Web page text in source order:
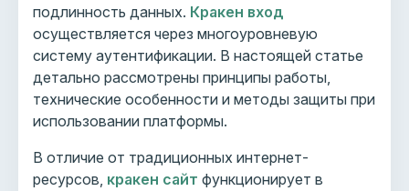
подлинность данных. Кракен вход
осуществляется через многоуровневую
систему аутентификации. В настоящей статье
детально рассмотрены принципы работы,
технические особенности и методы защиты при
использовании платформы.
В отличие от традиционных интернет-
ресурсов, кракен сайт функционирует в